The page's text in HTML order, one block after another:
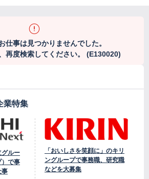
仕事は見つかりませんでした。
再度検索してください。 (E130020)
業特集
グルー
）で事
事
「おいしさを笑顔に」のキリ
ングループで事務職、研究職
などを大募集